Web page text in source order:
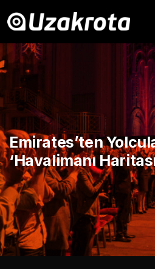
Emirates’ten
‘Havalimanı